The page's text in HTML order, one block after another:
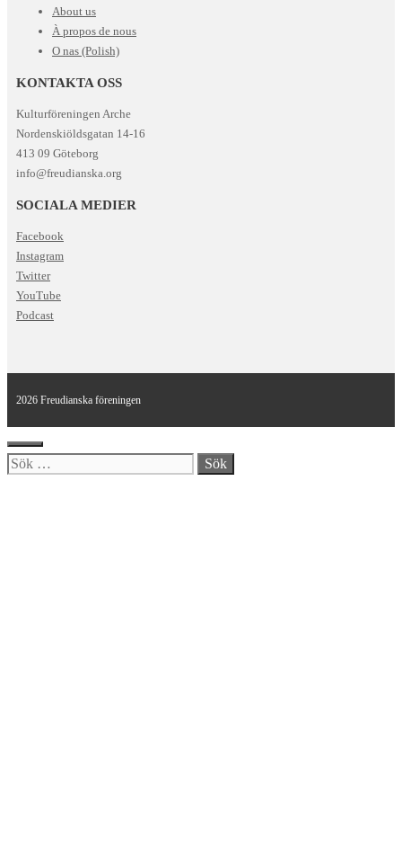
About us
À propos de nous
O nas (Polish)
KONTAKTA OSS
Kulturföreningen Arche
Nordenskiöldsgatan 14-16
413 09 Göteborg
info@freudianska.org
SOCIALA MEDIER
Facebook
Instagram
Twitter
YouTube
Podcast
2026 Freudianska föreningen
Stäng
Sök